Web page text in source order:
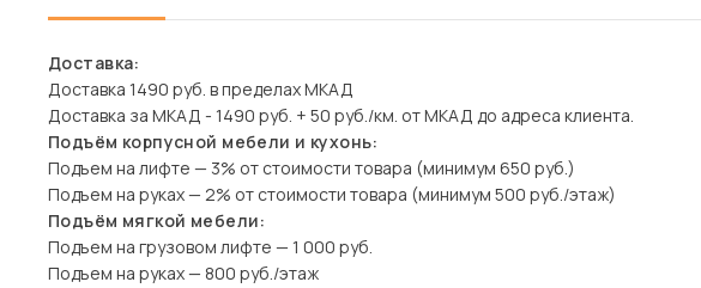
Доставка:
Доставка 1490 руб. в пределах МКАД
Доставка за МКАД - 1490 руб. + 50 руб./км. от МКАД до адреса клиента.
Подъём корпусной мебели и кухонь:
Подъем на лифте — 3% от стоимости товара (минимум 650 руб.)
Подъем на руках — 2% от стоимости товара (минимум 500 руб./этаж)
Подъём мягкой мебели:
Подъем на грузовом лифте — 1 000 руб.
Подъем на руках — 800 руб./этаж